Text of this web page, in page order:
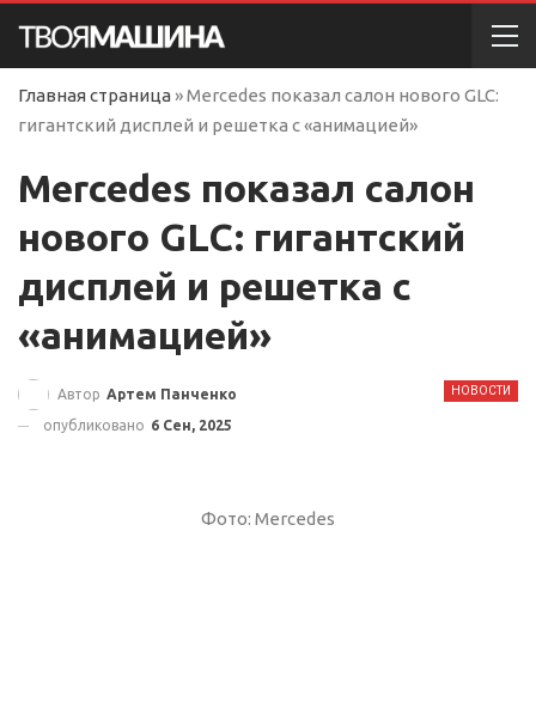
Главная страница »Mercedes показал салон нового GLC:
гигантский дисплей и решетка с «анимацией»
Mercedes показал салон
нового GLC: гигантский
дисплей и решетка с
«анимацией»
НОВОСТИ
Автор Артем Панченко
опубликовано 6 Сен, 2025
Фото: Mercedes